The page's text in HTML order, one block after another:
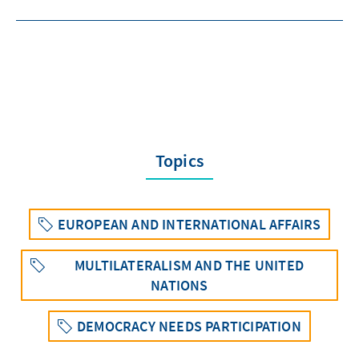
Topics
EUROPEAN AND INTERNATIONAL AFFAIRS
MULTILATERALISM AND THE UNITED
NATIONS
DEMOCRACY NEEDS PARTICIPATION